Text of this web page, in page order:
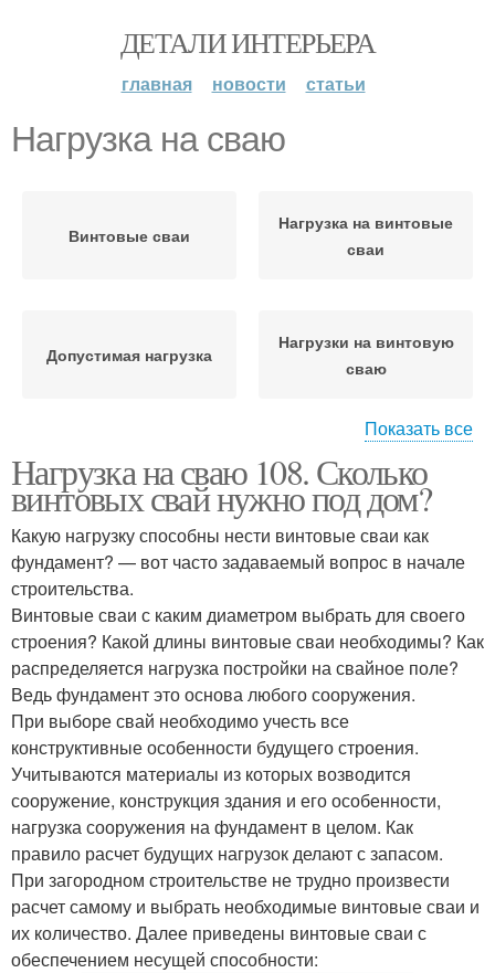
ДЕТАЛИ ИНТЕРЬЕРА
главная новости статьи
Нагрузка на сваю
Винтовые сваи
Нагрузка на винтовые
сваи
Допустимая нагрузка
Нагрузки на винтовую
сваю
Максимальная нагрузка
Нагрузка на винтовую
сва
Нагрузки на винтовые
сваи
Фундамент из винтовых
свай
Показать все
Нагрузка на сваю 108. Сколько
винтовых свай нужно под дом?
Какую нагрузку способны нести винтовые сваи как
фундамент? — вот часто задаваемый вопрос в начале
строительства.
Винтовые сваи с каким диаметром выбрать для своего
строения? Какой длины винтовые сваи необходимы? Как
распределяется нагрузка постройки на свайное поле?
Ведь фундамент это основа любого сооружения.
При выборе свай необходимо учесть все
конструктивные особенности будущего строения.
Учитываются материалы из которых возводится
сооружение, конструкция здания и его особенности,
нагрузка сооружения на фундамент в целом. Как
правило расчет будущих нагрузок делают с запасом.
При загородном строительстве не трудно произвести
расчет самому и выбрать необходимые винтовые сваи и
их количество. Далее приведены винтовые сваи с
обеспечением несущей способности: